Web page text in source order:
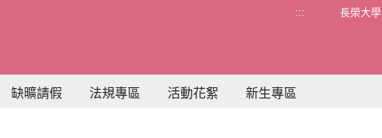
::: 長榮大學
缺曠請假 法規專區 活動花絮 新生專區